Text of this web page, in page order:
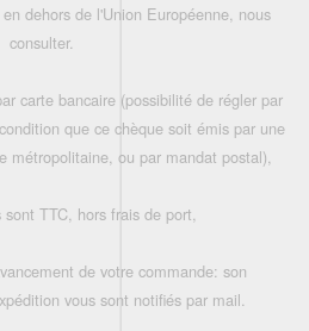
dehors de l'Union Européenne, nous
consulter.
carte bancaire (possibilité de régler par
que ce chèque soit émis par une
métropolitaine, ou par mandat postal),
TTC, hors frais de port,
de votre commande: son
vous sont notifiés par mail.